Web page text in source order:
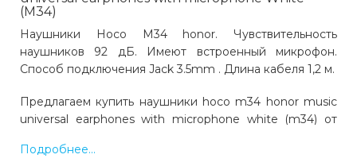
(M34)
Наушники Hoco M34 honor. Чувствительность
наушников 92 дБ. Имеют встроенный микрофон.
Способ подключения Jack 3.5mm . Длина кабеля 1,2 м.
Предлагаем купить наушники hoco m34 honor music
universal earphones with microphone white (m34) от
Выгодная цена и быстрая доставка по Украине.
Подробнее...